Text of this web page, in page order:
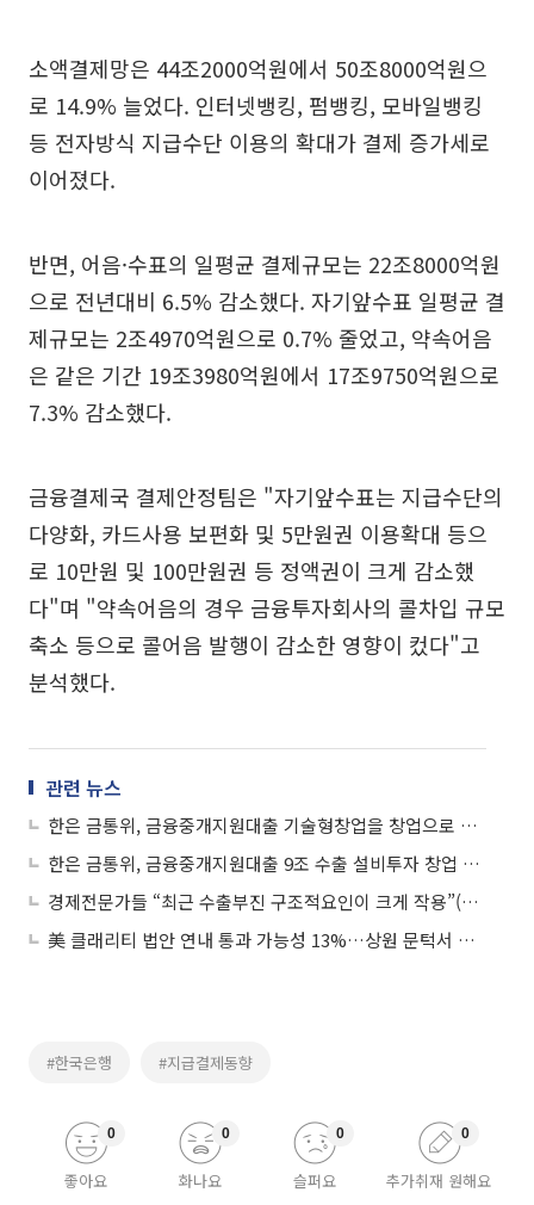
소액결제망은 44조2000억원에서 50조8000억원으
로 14.9% 늘었다. 인터넷뱅킹, 펌뱅킹, 모바일뱅킹
등 전자방식 지급수단 이용의 확대가 결제 증가세로
이어졌다.
반면, 어음·수표의 일평균 결제규모는 22조8000억원
으로 전년대비 6.5% 감소했다. 자기앞수표 일평균 결
제규모는 2조4970억원으로 0.7% 줄었고, 약속어음
은 같은 기간 19조3980억원에서 17조9750억원으로
7.3% 감소했다.
금융결제국 결제안정팀은 "자기앞수표는 지급수단의
다양화, 카드사용 보편화 및 5만원권 이용확대 등으
로 10만원 및 100만원권 등 정액권이 크게 감소했
다"며 "약속어음의 경우 금융투자회사의 콜차입 규모
축소 등으로 콜어음 발행이 감소한 영향이 컸다"고
분석했다.
관련 뉴스
한은 금통위, 금융중개지원대출 기술형창업을 창업으로 확대 1조 증액(2보)
한은 금통위, 금융중개지원대출 9조 수출 설비투자 창업 지원키로..5조 신규확대(1보)
경제전문가들 “최근 수출부진 구조적요인이 크게 작용”(1보)
美 클래리티 법안 연내 통과 가능성 13%…상원 문턱서 제동
#한국은행 #지급결제동향
좋아요
0
화나요
0
슬퍼요
0
추가취재 원해요
0